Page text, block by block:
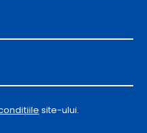
site-ului.